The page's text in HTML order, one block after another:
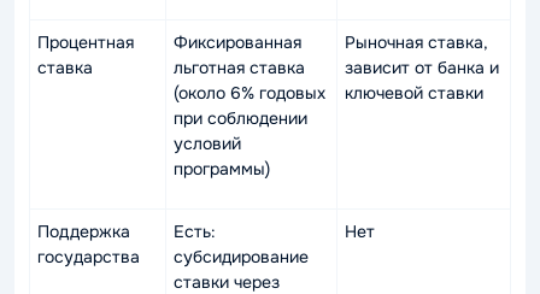
Процентная
ставка
Фиксированная
льготная ставка
(около 6% годовых
при соблюдении
условий
программы)
Рыночная ставка,
зависит от банка и
ключевой ставки
Поддержка
государства
Есть:
субсидирование
ставки через
Нет